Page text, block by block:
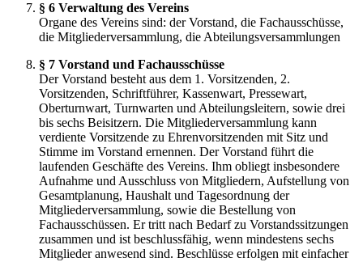
§ 6 Verwaltung des Vereins
Organe des Vereins sind: der Vorstand, die Fachausschüsse,
die Mitgliederversammlung, die Abteilungsversammlungen
§ 7 Vorstand und Fachausschüsse
Der Vorstand besteht aus dem 1. Vorsitzenden, 2.
Vorsitzenden, Schriftführer, Kassenwart, Pressewart,
Oberturnwart, Turnwarten und Abteilungsleitern, sowie drei
bis sechs Beisitzern. Die Mitgliederversammlung kann
verdiente Vorsitzende zu Ehrenvorsitzenden mit Sitz und
Stimme im Vorstand ernennen. Der Vorstand führt die
laufenden Geschäfte des Vereins. Ihm obliegt insbesondere
Aufnahme und Ausschluss von Mitgliedern, Aufstellung von
Gesamtplanung, Haushalt und Tagesordnung der
Mitgliederversammlung, sowie die Bestellung von
Fachausschüssen. Er tritt nach Bedarf zu Vorstandssitzungen
zusammen und ist beschlussfähig, wenn mindestens sechs
Mitglieder anwesend sind. Beschlüsse erfolgen mit einfacher